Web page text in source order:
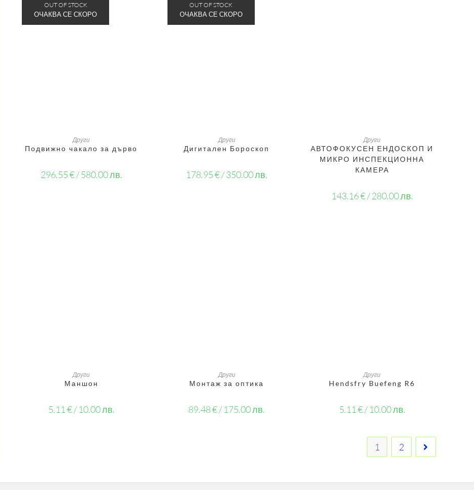
OUT OF STOCK
ОЩЕ
Други
Подвижно чакало за дърво
296.55€/ 580.00 лв.
OUT OF STOCK
ОЩЕ
Други
Дигитален Бороскоп
178.95€/ 350.00 лв.
ДОБАВЯНЕ В КОЛИЧКАТА
Други
АВТОФОКУСЕН ЕНДОСКОП И
МИКРО ИНСПЕКЦИОННА
КАМЕРА
143.16€/ 280.00 лв.
ДОБАВЯНЕ В КОЛИЧКАТА
Други
Маншон
5.11 €/ 10.00 лв.
ДОБАВЯНЕ В КОЛИЧКАТА
Други
Монтаж за оптика
89.48€/ 175.00 лв.
ДОБАВЯНЕ В КОЛИЧКАТА
Други
Hendsfry Buefeng R6
5.11 €/ 10.00 лв.
1 2